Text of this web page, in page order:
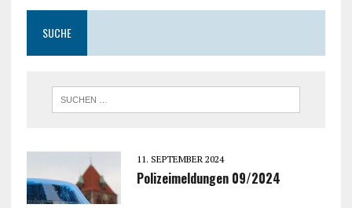
SUCHE
11. SEPTEMBER 2024
Polizeimeldungen 09/2024